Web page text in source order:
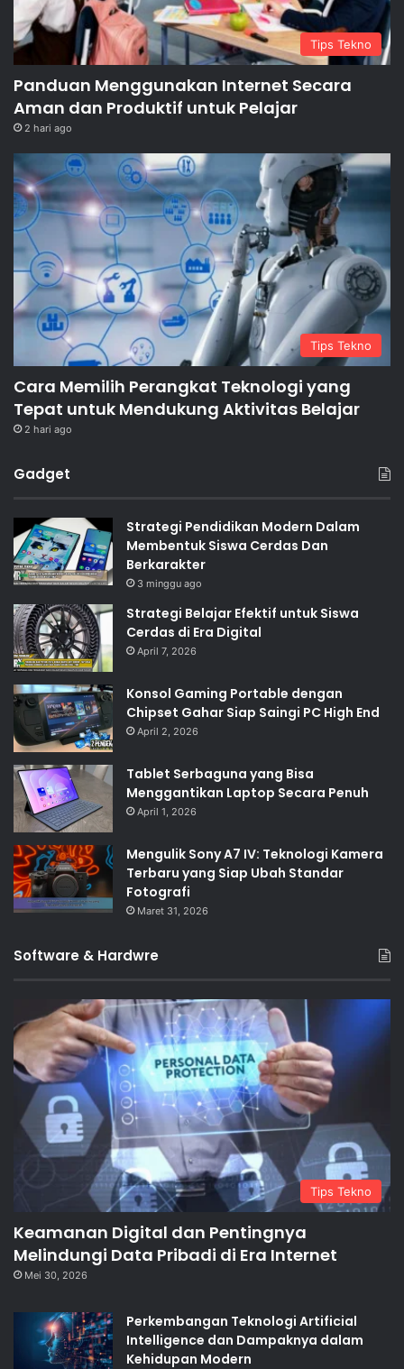
Tips Tekno
Panduan Menggunakan Internet Secara
Aman dan Produktif untuk Pelajar
2 hari ago
Tips Tekno
Cara Memilih Perangkat Teknologi yang
Tepat untuk Mendukung Aktivitas Belajar
2 hari ago
Gadget
Strategi Pendidikan Modern Dalam
Membentuk Siswa Cerdas Dan
Berkarakter
3 minggu ago
Strategi Belajar Efektif untuk Siswa
Cerdas di Era Digital
April 7, 2026
Konsol Gaming Portable dengan
Chipset Gahar Siap Saingi PC High End
April 2, 2026
Tablet Serbaguna yang Bisa
Menggantikan Laptop Secara Penuh
April 1, 2026
Mengulik Sony A7 IV: Teknologi Kamera
Terbaru yang Siap Ubah Standar
Fotografi
Maret 31, 2026
Software & Hardwre
Tips Tekno
Keamanan Digital dan Pentingnya
Melindungi Data Pribadi di Era Internet
Mei 30, 2026
Perkembangan Teknologi Artificial
Intelligence dan Dampaknya dalam
Kehidupan Modern